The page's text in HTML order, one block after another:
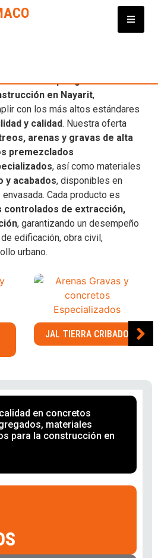
con unaamplia gama de
en Nayarit,
con los más altos estándares
y calidad. Nuestra oferta
arenas y gravas de alta
premezclados
, así como materiales
y acabados, disponibles en
Cada producto es
controlados de extracción,
, garantizando un desempeño
edificación, obra civil,
urbano.
JAL TIERRA CRIBADO
en concretos
materiales
para la construcción en